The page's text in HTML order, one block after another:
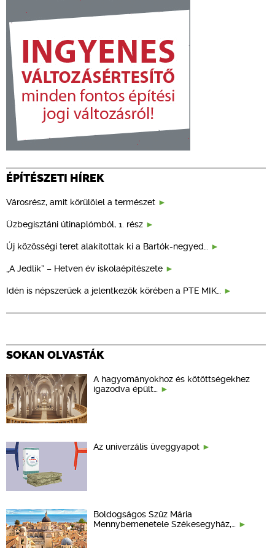
ÉPÍTÉSZETI HÍREK
Városrész, amit körülölel a természet
Üzbegisztáni útinaplómból, 1. rész
Új közösségi teret alakítottak ki a Bartók-negyed…
„A Jedlik” – Hetven év iskolaépítészete
Idén is népszerűek a jelentkezők körében a PTE MIK…
SOKAN OLVASTÁK
A hagyományokhoz és kötöttségekhez
igazodva épült…
Az univerzális üveggyapot
Boldogságos Szűz Mária
Mennybemenetele Székesegyház,…